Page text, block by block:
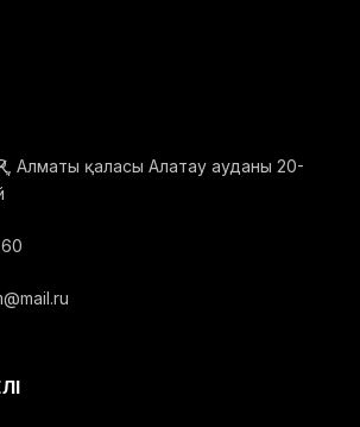
Алматы қаласы Алатау ауданы 20-